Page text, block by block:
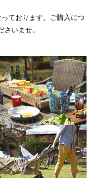
ております。ご購入につ
いませ。